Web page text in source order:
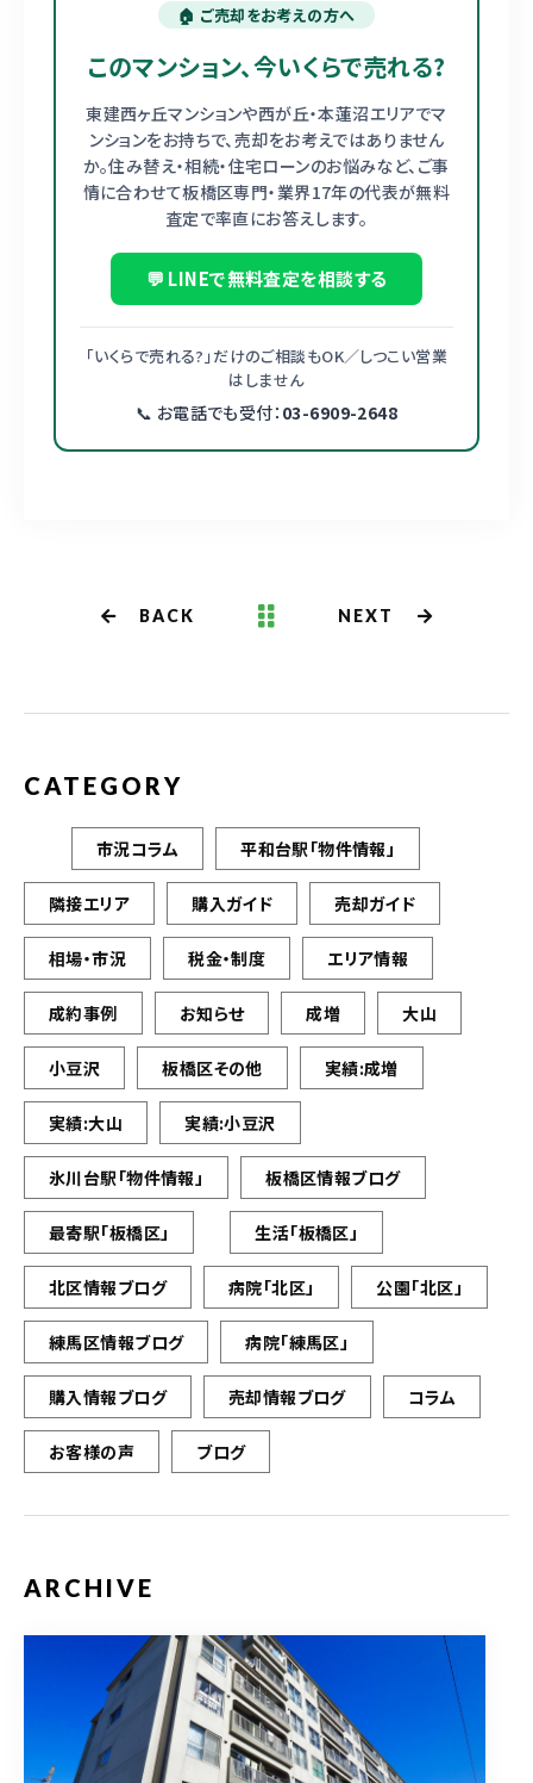
🏠 ご売却をお考えの方へ
このマンション、今いくらで売れる?
東建西ヶ丘マンションや西が丘・本蓮沼エリアでマ
ンションをお持ちで、売却をお考えではありません
か。住み替え・相続・住宅ローンのお悩みなど、ご事
情に合わせて板橋区専門・業界17年の代表が無料
査定で率直にお答えします。
💬 LINEで無料査定を相談する
「いくらで売れる?」だけのご相談もOK／しつこい営業
はしません
📞 お電話でも受付： 03-6909-2648
BACK NEXT
CATEGORY
市況コラム 平和台駅「物件情報」
隣接エリア 購入ガイド 売却ガイド
相場・市況 税金・制度 エリア情報
成約事例 お知らせ 成増 大山
小豆沢 板橋区その他 実績:成増
実績:大山 実績:小豆沢
氷川台駅「物件情報」 板橋区情報ブログ
最寄駅「板橋区」 生活「板橋区」
北区情報ブログ 病院「北区」 公園「北区」
練馬区情報ブログ 病院「練馬区」
購入情報ブログ 売却情報ブログ コラム
お客様の声 ブログ
ARCHIVE